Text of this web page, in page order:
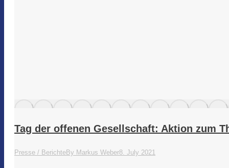
Tag der offenen Gesellschaft: Aktion zum
Presse / BerichteBy Markus Weber8. July 2021